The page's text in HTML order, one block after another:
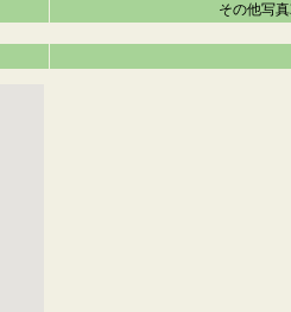
その他写